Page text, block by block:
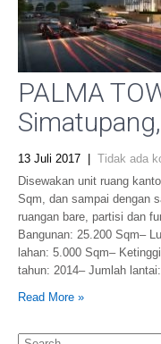
PALMA
13 Juli 2017 Tidak ada
Disewakan unit ruang
Sqm, dan sampai dengan
ruangan bare, partisi dan
Bangunan: 25.200 Sqm–
lahan: 5.000 Sqm–
tahun: 2014– Jumlah
Read More »